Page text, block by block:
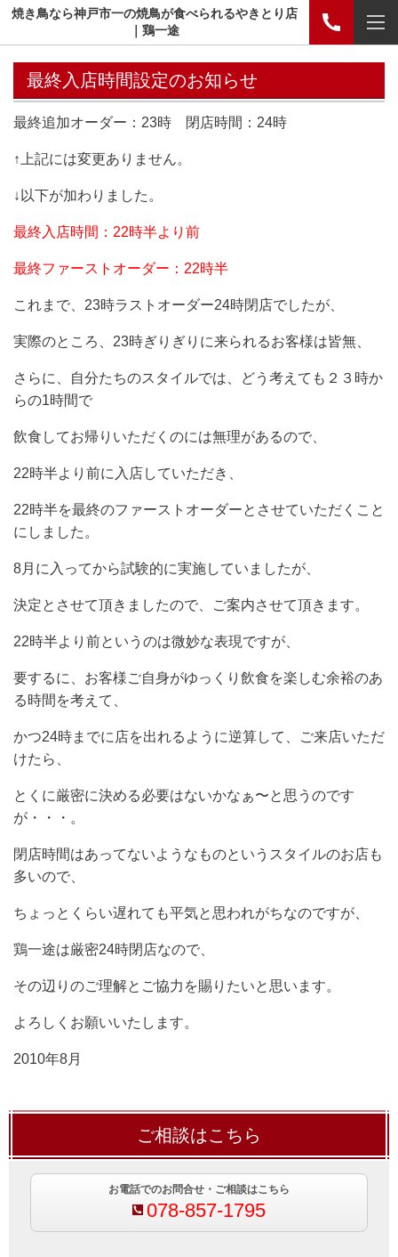
焼き鳥なら神戸市一の焼鳥が食べられるやきとり店
｜鶏一途
最終入店時間設定のお知らせ
最終追加オーダー：23時 閉店時間：24時
↑上記には変更ありません。
↓以下が加わりました。
最終入店時間：22時半より前
最終ファーストオーダー：22時半
これまで、23時ラストオーダー24時閉店でしたが、
実際のところ、23時ぎりぎりに来られるお客様は皆無、
さらに、自分たちのスタイルでは、どう考えても２３時か
らの1時間で
飲食してお帰りいただくのには無理があるので、
22時半より前に入店していただき、
22時半を最終のファーストオーダーとさせていただくこと
にしました。
8月に入ってから試験的に実施していましたが、
決定とさせて頂きましたので、ご案内させて頂きます。
22時半より前というのは微妙な表現ですが、
要するに、お客様ご自身がゆっくり飲食を楽しむ余裕のあ
る時間を考えて、
かつ24時までに店を出れるように逆算して、ご来店いただ
けたら、
とくに厳密に決める必要はないかなぁ〜と思うのです
が・・・。
閉店時間はあってないようなものというスタイルのお店も
多いので、
ちょっとくらい遅れても平気と思われがちなのですが、
鶏一途は厳密24時閉店なので、
その辺りのご理解とご協力を賜りたいと思います。
よろしくお願いいたします。
2010年8月
ご相談はこちら
お電話でのお問合せ・ご相談はこちら
078-857-1795